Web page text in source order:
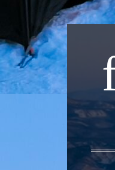
내
로
가